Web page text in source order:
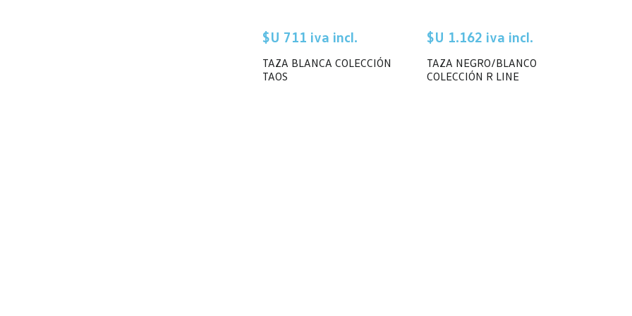
$U 711 iva incl.
TAZA BLANCA COLECCIÓN
TAOS
$U 1.162 iva incl.
TAZA NEGRO/BLANCO
COLECCIÓN R LINE